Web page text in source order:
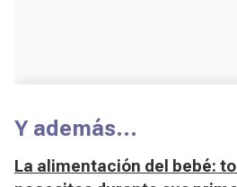
Y además…
La alimentación del bebé: